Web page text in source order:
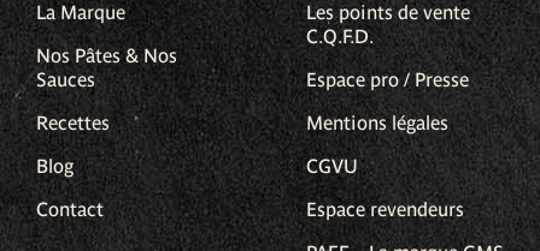
La Marque
Nos Pâtes & Nos
Sauces
Recettes
Blog
Contact
Les points de vente
C.Q.F.D.
Espace pro / Presse
Mentions légales
CGVU
Espace revendeurs